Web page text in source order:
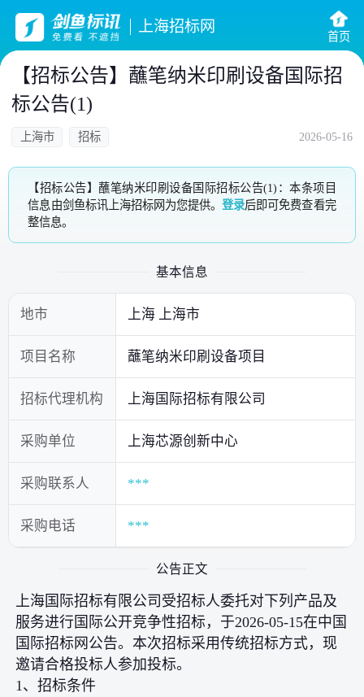
上海招标网
首页
【招标公告】蘸笔纳米印刷设备国际招
标公告(1)
上海市 招标 2026-05-16
【招标公告】蘸笔纳米印刷设备国际招标公告(1)：本条项目
信息由剑鱼标讯上海招标网为您提供。登录后即可免费查看完
整信息。
基本信息
地市 上海 上海市
项目名称 蘸笔纳米印刷设备项目
招标代理机构 上海国际招标有限公司
采购单位 上海芯源创新中心
采购联系人 ***
采购电话 ***
公告正文
上海国际招标有限公司受招标人委托对下列产品及
服务进行国际公开竞争性招标，于2026-05-15在中国
国际招标网公告。本次招标采用传统招标方式，现
邀请合格投标人参加投标。
1、招标条件